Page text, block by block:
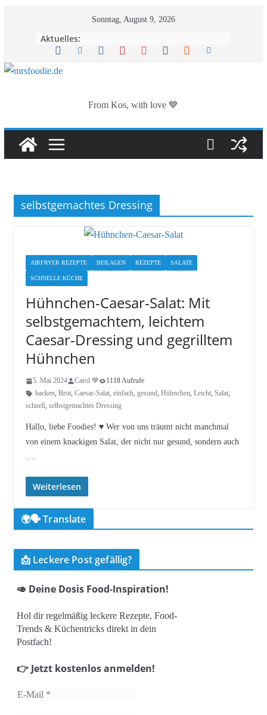
Sonntag, August 9, 2026
Aktuelles:
From Kos, with love 💙
selbstgemachtes Dressing
AIRFRYER REZEPTE BEILAGEN REZEPTE SALATE
SCHNELLE KÜCHE
Hühnchen-Caesar-Salat: Mit
selbstgemachtem, leichtem
Caesar-Dressing und gegrilltem
Hühnchen
5. Mai 2024 Carol 💙
1118 Aufrufe
backen, Brot, Caesar-Salat, einfach, gesund, Hühnchen, Leicht, Salat,
schnell, selbstgemachtes Dressing
Hallo, liebe Foodies! ♥︎ Wer von uns träumt nicht manchmal
von einem knackigen Salat, der nicht nur gesund, sondern auch
….
Weiterlesen
🌍🗣️ Translate
📩 Leckere Post gefällig?
🥑 Deine Dosis Food-Inspiration!
Hol dir regelmäßig leckere Rezepte, Food-
Trends & Küchentricks direkt in dein
Postfach!
👉 Jetzt kostenlos anmelden!